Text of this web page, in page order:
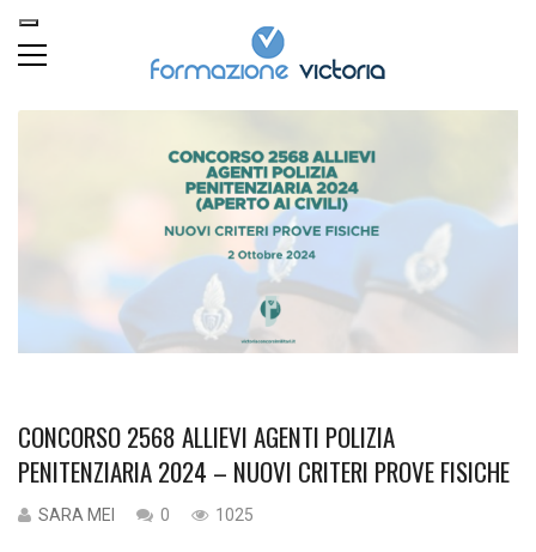
CONCORSO 2568 ALLIEVI AGENTI POLIZIA
PENITENZIARIA 2024 – NUOVI CRITERI PROVE FISICHE
SARA MEI 0 1025